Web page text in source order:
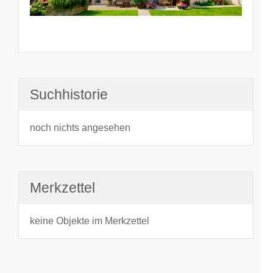
Suchhistorie
noch nichts angesehen
Merkzettel
keine Objekte im Merkzettel